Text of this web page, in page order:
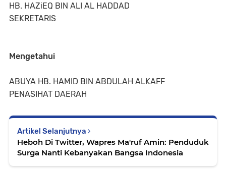
HB. HAZiEQ BIN ALI AL HADDAD
SEKRETARIS
Mengetahui
ABUYA HB. HAMID BIN ABDULAH ALKAFF
PENASIHAT DAERAH
Artikel Selanjutnya
Heboh Di Twitter, Wapres Ma'ruf Amin: Penduduk
Surga Nanti Kebanyakan Bangsa Indonesia